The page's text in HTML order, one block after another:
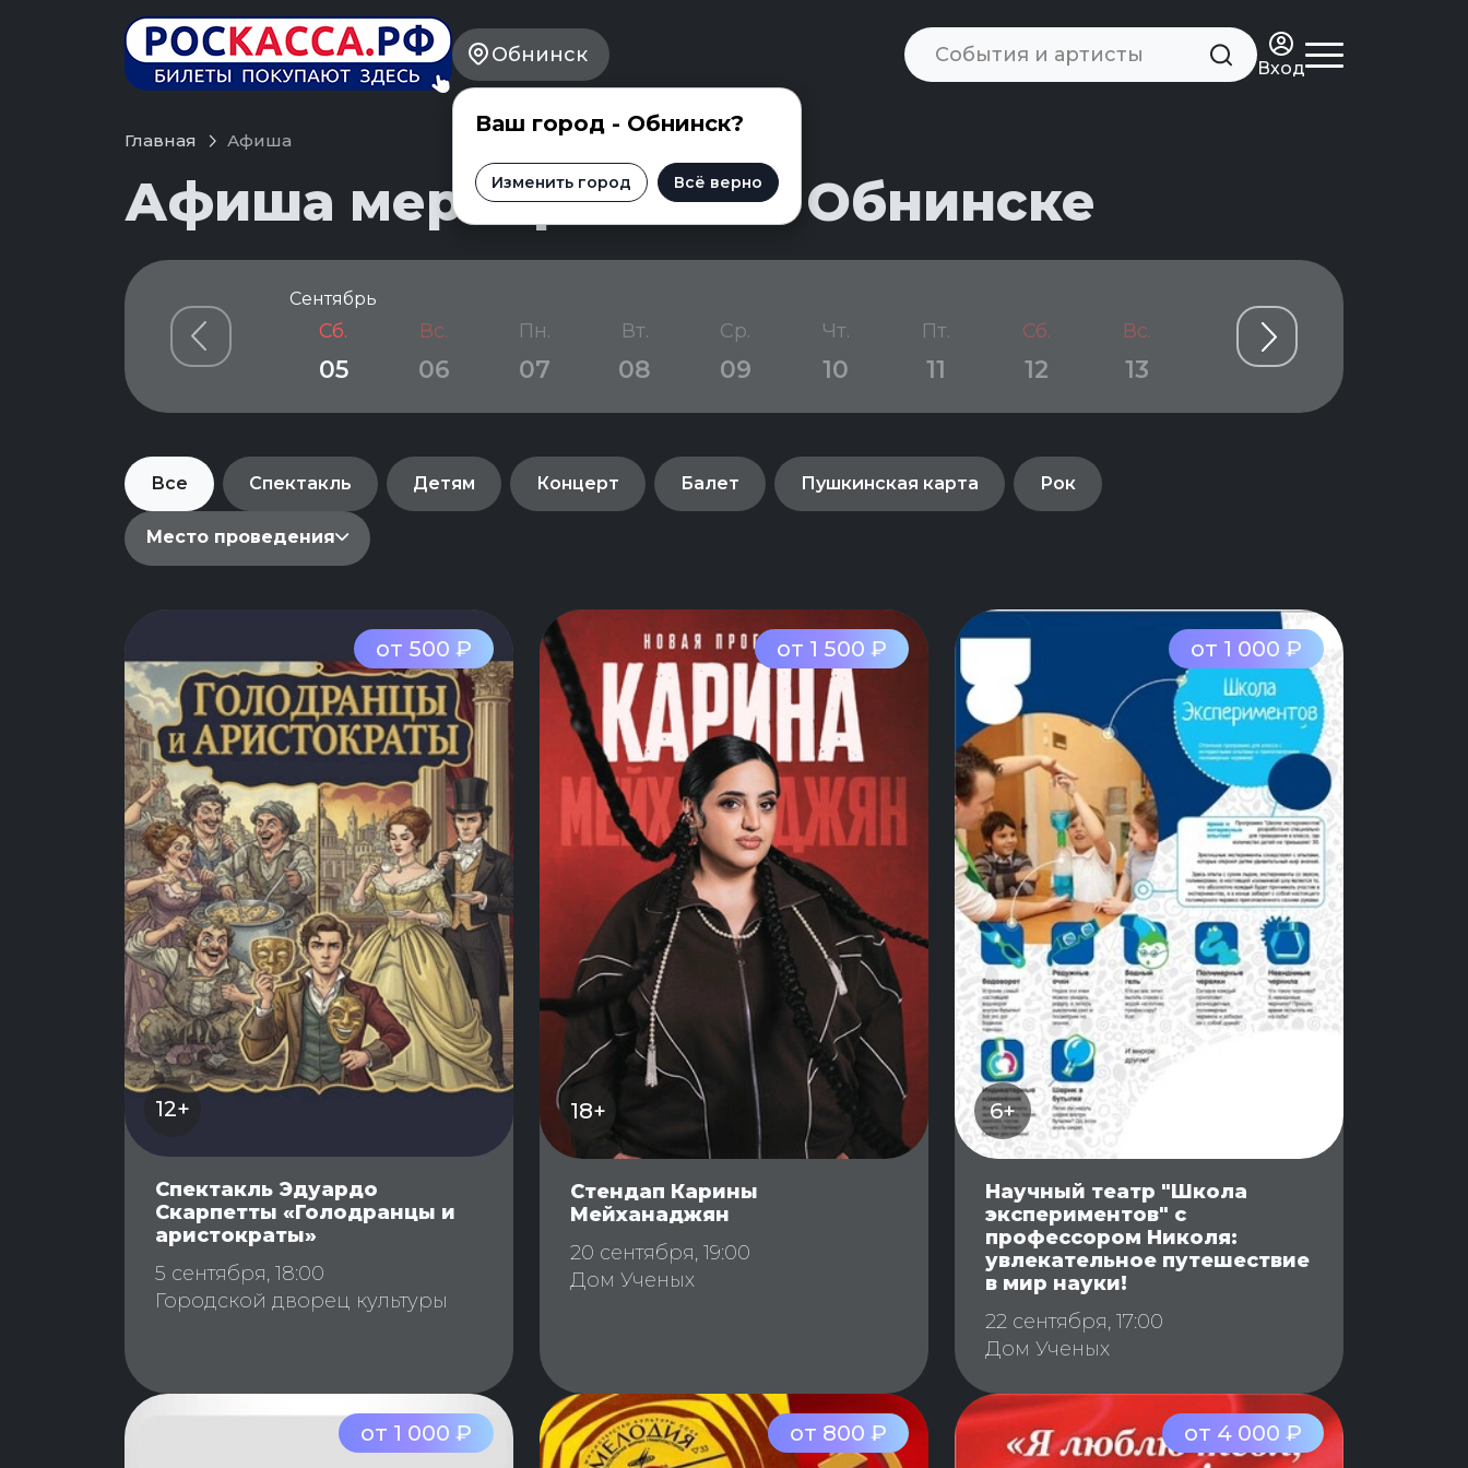
Обнинск
Ваш город - Обнинск?
Изменить город Всё верно
Вход
Главная Афиша
Афиша мероприятий в Обнинске
Сентябрь
Сб.
05
Вс.
06
Пн.
07
Вт.
08
Ср.
09
Чт.
10
Пт.
11
Сб.
12
Вс.
13
Пн.
14 15
Все Спектакль Детям Концерт Балет Пушкинская карта Рок
Место проведения
от 500 ₽
12+
Спектакль Эдуардо
Скарпетты «Голодранцы и
аристократы»
5 сентября, 18:00
Городской дворец культуры
от 1 500 ₽
18+
Стендап Карины
Мейханаджян
20 сентября, 19:00
Дом Ученых
от 1 000 ₽
6+
Научный театр "Школа
экспериментов" с
профессором Николя:
увлекательное путешествие
в мир науки!
22 сентября, 17:00
Дом Ученых
от 1 000 ₽ от 800 ₽ от 4 000 ₽